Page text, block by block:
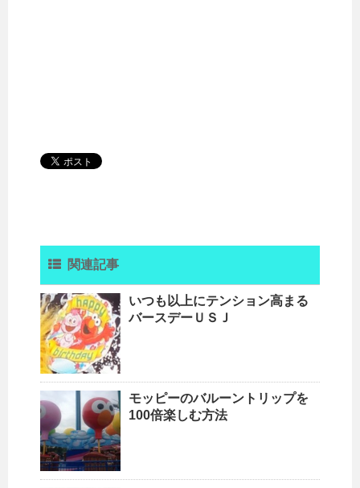
関連記事
いつも以上にテンション高まる
バースデーＵＳＪ
モッピーのバルーントリップを
100倍楽しむ方法